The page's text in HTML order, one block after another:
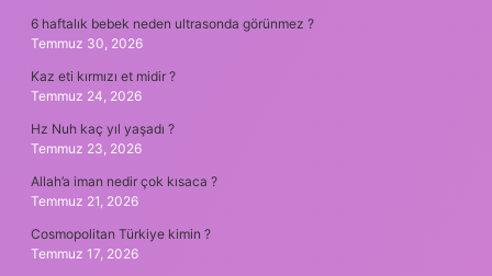
6 haftalık bebek neden ultrasonda görünmez ?
Temmuz 30, 2026
Kaz eti kırmızı et midir ?
Temmuz 24, 2026
Hz Nuh kaç yıl yaşadı ?
Temmuz 23, 2026
Allah’a iman nedir çok kısaca ?
Temmuz 21, 2026
Cosmopolitan Türkiye kimin ?
Temmuz 17, 2026